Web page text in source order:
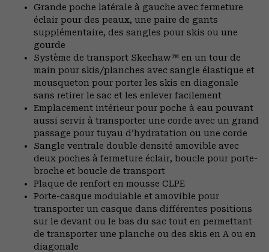
Grande poche latérale à gauche avec fermeture
éclair pour des peaux, une paire de gants
supplémentaire, des sangles pour skis ou une
gourde
Système de transport Skeehaw™ en un tour de
main pour skis/planches avec sangle élastique et
mousqueton pour porter les skis en diagonale
sans retirer le sac et les enlever facilement
Emplacement intérieur pour poche à eau pouvant
aussi servir à transporter une corde avec un grand
passage pour tuyau d’hydratation ou une corde
Sangle ventrale double densité amovible avec
deux poches à fermeture éclair, boucle pour porte-
broche et boucle de transport
Plaque de renfort en mousse CLPE
Porte-casque modulable et amovible pour
transporter un casque dans différentes positions
sur le devant ou le bas du sac tout en permettant
de transporter une planche ou des skis en A ou en
diagonale